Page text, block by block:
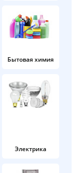
Бытовая химия
Электрика
раз в 2